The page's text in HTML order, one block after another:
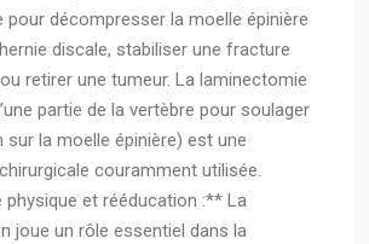
pour décompresser la moelle épinière
discale, stabiliser une fracture
retirer une tumeur. La laminectomie
partie de la vertèbre pour soulager
sur la moelle épinière) est une
couramment utilisée.
physique et rééducation :** La
joue un rôle essentiel dans la